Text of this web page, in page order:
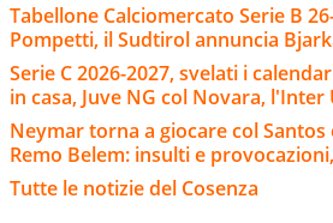
Tabellone Calciomercato Serie B
Pompetti, il Sudtirol annuncia
Serie C 2026-2027, svelati i
in casa, Juve NG col Novara, l'Inter
Neymar torna a giocare col Santos
Remo Belem: insulti e
Tutte le notizie del Cosenza